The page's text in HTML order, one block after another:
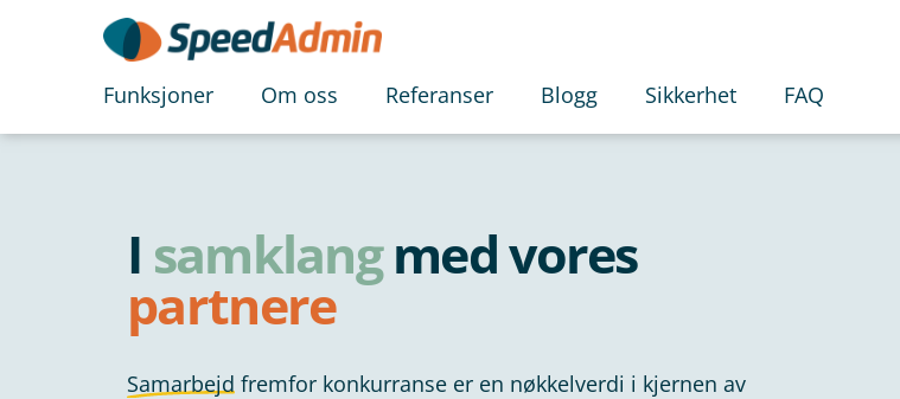
Funksjoner Om oss Referanser Blogg Sikkerhet FAQ
I samklangmed vores
partnere
Samarbejd fremfor konkurranse er en nøkkelverdi i kjernen av